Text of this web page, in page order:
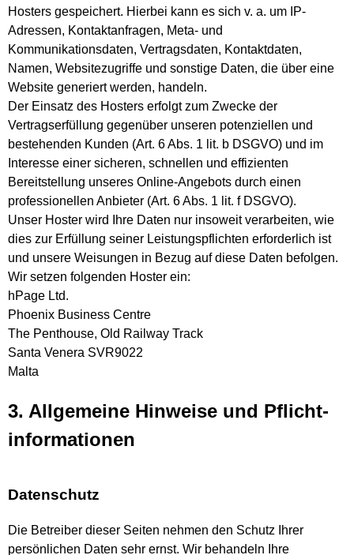
Hosters gespeichert. Hierbei kann es sich v. a. um IP-
Adressen, Kontaktanfragen, Meta- und
Kommunikationsdaten, Vertragsdaten, Kontaktdaten,
Namen, Websitezugriffe und sonstige Daten, die über eine
Website generiert werden, handeln.
Der Einsatz des Hosters erfolgt zum Zwecke der
Vertragserfüllung gegenüber unseren potenziellen und
bestehenden Kunden (Art. 6 Abs. 1 lit. b DSGVO) und im
Interesse einer sicheren, schnellen und effizienten
Bereitstellung unseres Online-Angebots durch einen
professionellen Anbieter (Art. 6 Abs. 1 lit. f DSGVO).
Unser Hoster wird Ihre Daten nur insoweit verarbeiten, wie
dies zur Erfüllung seiner Leistungspflichten erforderlich ist
und unsere Weisungen in Bezug auf diese Daten befolgen.
Wir setzen folgenden Hoster ein:
hPage Ltd.
Phoenix Business Centre
The Penthouse, Old Railway Track
Santa Venera SVR9022
Malta
3. Allgemeine Hinweise und Pflicht­
informationen
Datenschutz
Die Betreiber dieser Seiten nehmen den Schutz Ihrer
persönlichen Daten sehr ernst. Wir behandeln Ihre